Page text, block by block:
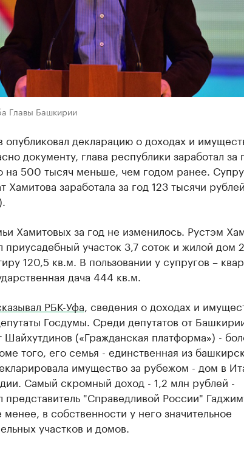
Главы Башкирии
опубликовал декларацию о доходах и
документу, глава республики заработал за
на 500 тысяч меньше, чем годом ранее.
Хамитова заработала за год 123 тысячи
Хамитовых за год не изменилось. Рустэм
приусадебный участок 3,7 соток и жилой дом
120,5 кв.м. В пользовании у супругов –
дача 444 кв.м.
РБК-Уфа , сведения о доходах и
Госдумы. Среди депутатов от
Шайхутдинов («Гражданская платформа») -
того, его семья - единственная из
имущество за рубежом - дом в
Самый скромный доход - 1,2 млн рублей -
представитель "Справедливой России"
в собственности у него значительное
участков и домов.